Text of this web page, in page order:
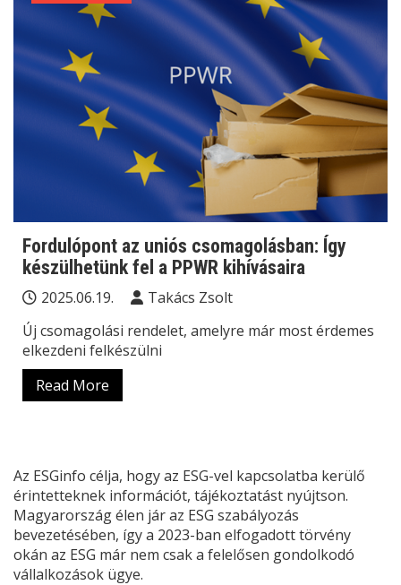
Fordulópont az uniós csomagolásban: Így
készülhetünk fel a PPWR kihívásaira
2025.06.19.
Takács Zsolt
Új csomagolási rendelet, amelyre már most érdemes
elkezdeni felkészülni
Read More
Az ESGinfo célja, hogy az ESG-vel kapcsolatba kerülő
érintetteknek információt, tájékoztatást nyújtson.
Magyarország élen jár az ESG szabályozás
bevezetésében, így a 2023-ban elfogadott törvény
okán az ESG már nem csak a felelősen gondolkodó
vállalkozások ügye.